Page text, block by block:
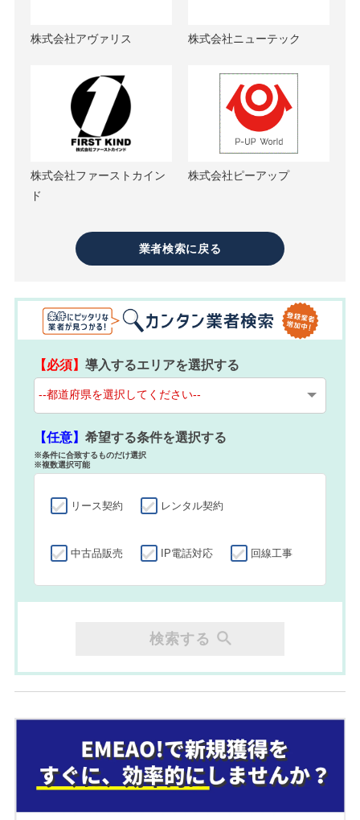
株式会社アヴァリス 株式会社ニューテック
株式会社ファーストカイン
ド
株式会社ピーアップ
業者検索に戻る
【必須】導入するエリアを選択する
【任意】希望する条件を選択する
※条件に合致するものだけ選択
※複数選択可能
リース契約 レンタル契約
中古品販売 IP電話対応 回線工事
検索する